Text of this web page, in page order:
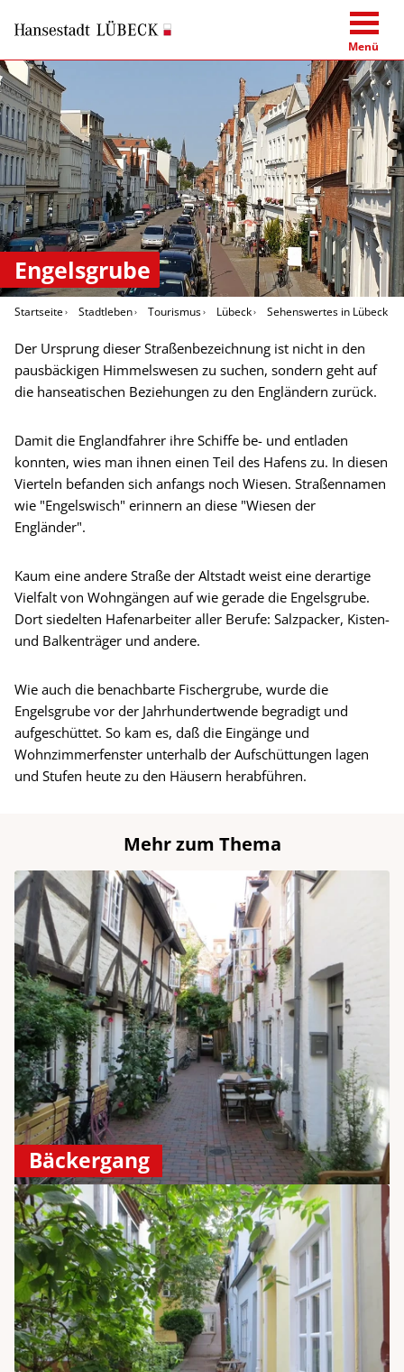
Menü
Engelsgrube
Startseite Stadtleben Tourismus Lübeck Sehenswertes in Lübeck
Der Ursprung dieser Straßenbezeichnung ist nicht in den
pausbäckigen Himmelswesen zu suchen, sondern geht auf
die hanseatischen Beziehungen zu den Engländern zurück.
Damit die Englandfahrer ihre Schiffe be- und entladen
konnten, wies man ihnen einen Teil des Hafens zu. In diesen
Vierteln befanden sich anfangs noch Wiesen. Straßennamen
wie "Engelswisch" erinnern an diese "Wiesen der
Engländer".
Kaum eine andere Straße der Altstadt weist eine derartige
Vielfalt von Wohngängen auf wie gerade die Engelsgrube.
Dort siedelten Hafenarbeiter aller Berufe: Salzpacker, Kisten-
und Balkenträger und andere.
Wie auch die benachbarte Fischergrube, wurde die
Engelsgrube vor der Jahrhundertwende begradigt und
aufgeschüttet. So kam es, daß die Eingänge und
Wohnzimmerfenster unterhalb der Aufschüttungen lagen
und Stufen heute zu den Häusern herabführen.
Mehr zum Thema
Bäckergang